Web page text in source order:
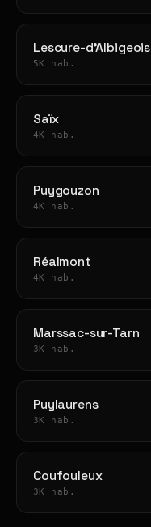
Lescure-d'Albigeois
5K hab.
Saïx
4K hab.
Puygouzon
4K hab.
Réalmont
4K hab.
Marssac-sur-Tarn
3K hab.
Puylaurens
3K hab.
Coufouleux
3K hab.